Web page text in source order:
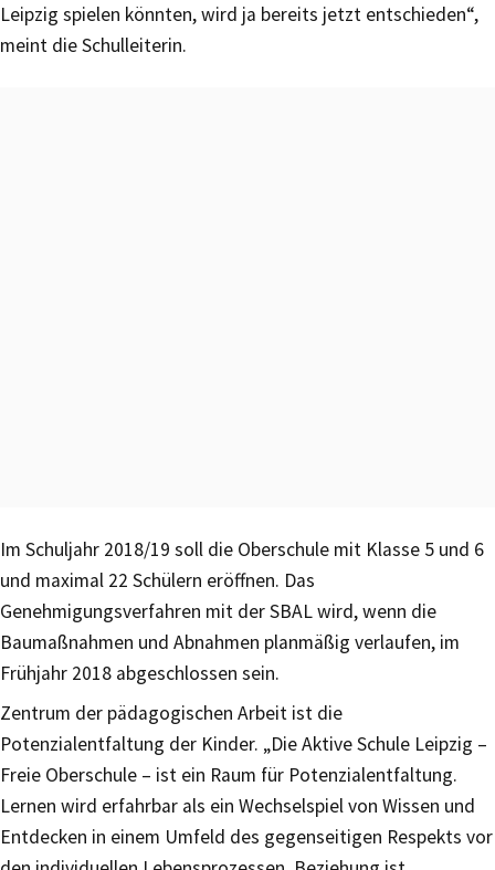
Leipzig spielen könnten, wird ja bereits jetzt entschieden“,
meint die Schulleiterin.
Im Schuljahr 2018/19 soll die Oberschule mit Klasse 5 und 6
und maximal 22 Schülern eröffnen. Das
Genehmigungsverfahren mit der SBAL wird, wenn die
Baumaßnahmen und Abnahmen planmäßig verlaufen, im
Frühjahr 2018 abgeschlossen sein.
Zentrum der pädagogischen Arbeit ist die
Potenzialentfaltung der Kinder. „Die Aktive Schule Leipzig –
Freie Oberschule – ist ein Raum für Potenzialentfaltung.
Lernen wird erfahrbar als ein Wechselspiel von Wissen und
Entdecken in einem Umfeld des gegenseitigen Respekts vor